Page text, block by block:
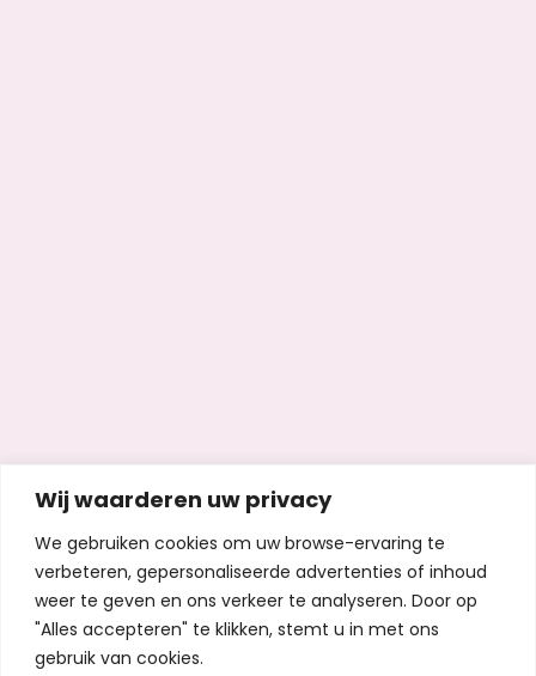
Wij waarderen uw privacy
We gebruiken cookies om uw browse-ervaring te
verbeteren, gepersonaliseerde advertenties of inhoud
weer te geven en ons verkeer te analyseren. Door op
"Alles accepteren" te klikken, stemt u in met ons
gebruik van cookies.